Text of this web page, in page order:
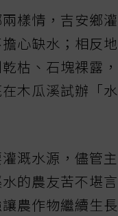
樣情，吉安鄉
心缺水；相反
枯、石塊裸露
木瓜溪試辦「
溉水源，儘管
的農友苦不堪
農作物繼續生長